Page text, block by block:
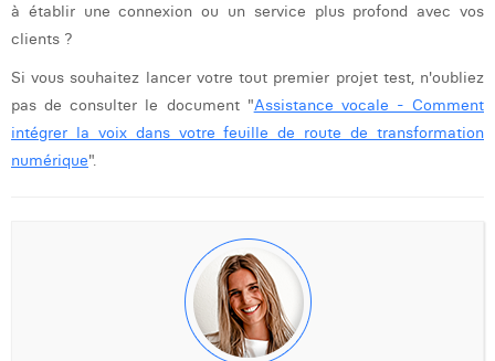
à établir une connexion ou un service plus profond avec vos
clients ?
Si vous souhaitez lancer votre tout premier projet test, n'oubliez
pas de consulter le document "Assistance vocale - Comment
intégrer la voix dans votre feuille de route de transformation
numérique".